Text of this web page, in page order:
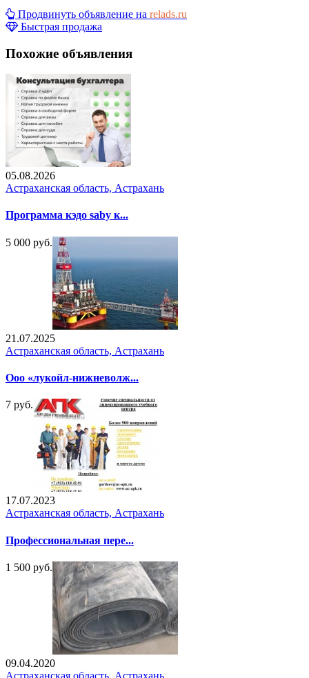
Продвинуть объявление на relads.ru
Быстрая продажа
Похожие объявления
05.08.2026
Астраханская область, Астрахань
Программа кэдо saby к...
5 000 руб.
21.07.2025
Астраханская область, Астрахань
Ооо «лукойл-нижневолж...
7 руб.
17.07.2023
Астраханская область, Астрахань
Профессиональная пере...
1 500 руб.
09.04.2020
Астраханская область, Астрахань